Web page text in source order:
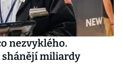
nezvyklého.
shánějí miliardy